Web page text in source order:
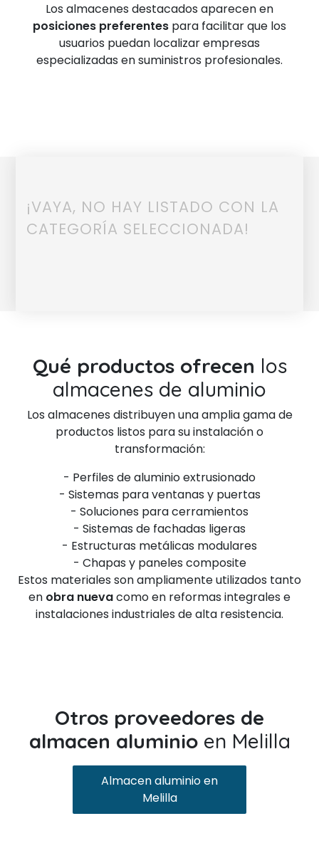
Los almacenes destacados aparecen en
posiciones preferentes para facilitar que los
usuarios puedan localizar empresas
especializadas en suministros profesionales.
¡VAYA, NO HAY LISTADO CON LA
CATEGORÍA SELECCIONADA!
Qué productos ofrecen los
almacenes de aluminio
Los almacenes distribuyen una amplia gama de
productos listos para su instalación o
transformación:
- Perfiles de aluminio extrusionado
- Sistemas para ventanas y puertas
- Soluciones para cerramientos
- Sistemas de fachadas ligeras
- Estructuras metálicas modulares
- Chapas y paneles composite
Estos materiales son ampliamente utilizados tanto
en obra nuevacomo en reformas integrales e
instalaciones industriales de alta resistencia.
Otros proveedores de
almacen aluminio en Melilla
Almacen aluminio en
Melilla